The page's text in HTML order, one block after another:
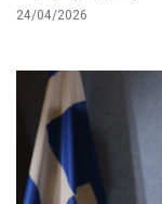
24/04/2026